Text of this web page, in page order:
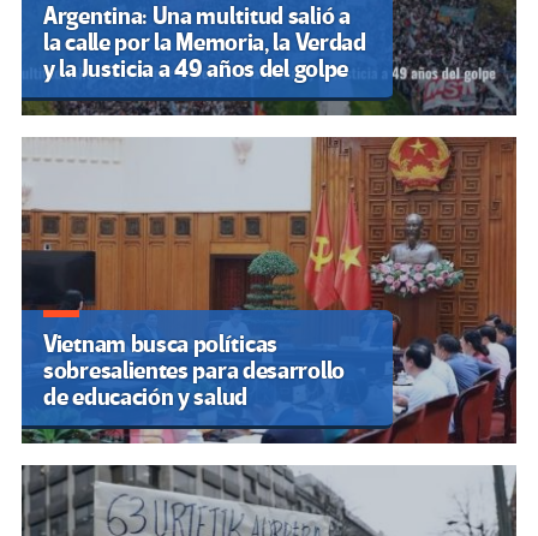
Argentina: Una multitud salió a
la calle por la Memoria, la Verdad
y la Justicia a 49 años del golpe
Vietnam busca políticas
sobresalientes para desarrollo
de educación y salud